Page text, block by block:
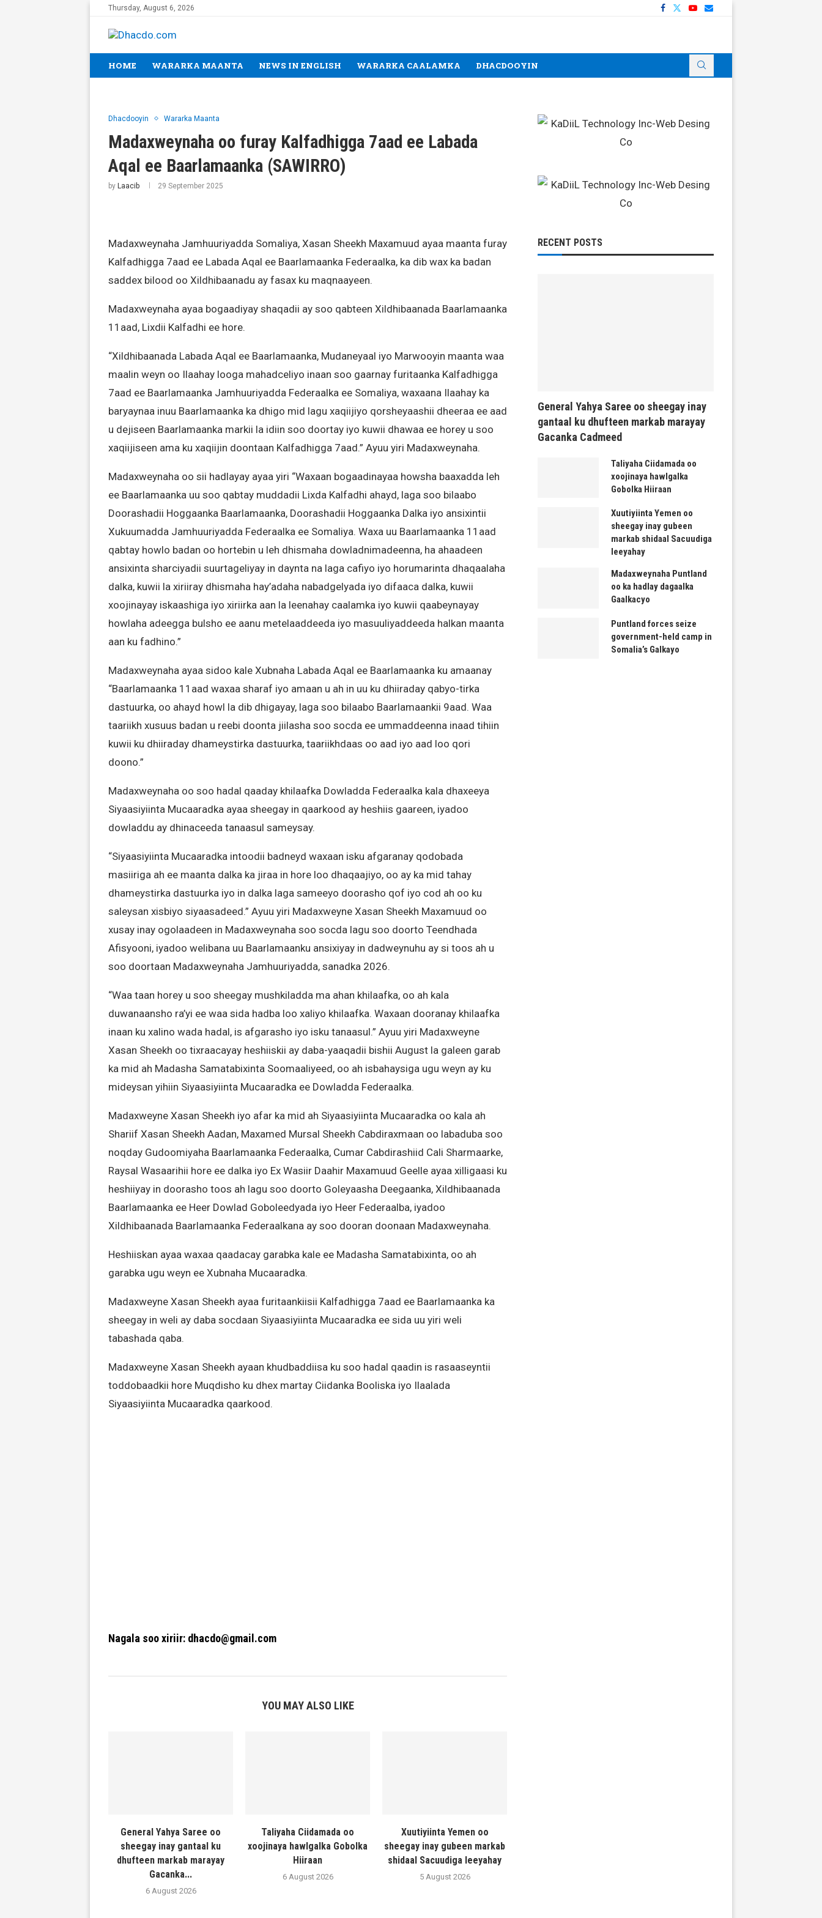
Thursday, August 6, 2026
HOME WARARKA MAANTA NEWS IN ENGLISH WARARKA CAALAMKA DHACDOOYIN
Dhacdooyin Wararka Maanta
Madaxweynaha oo furay Kalfadhigga 7aad ee Labada
Aqal ee Baarlamaanka (SAWIRRO)
by Laacib 29 September 2025
Madaxweynaha Jamhuuriyadda Somaliya, Xasan Sheekh Maxamuud ayaa maanta furay
Kalfadhigga 7aad ee Labada Aqal ee Baarlamaanka Federaalka, ka dib wax ka badan
saddex bilood oo Xildhibaanadu ay fasax ku maqnaayeen.
Madaxweynaha ayaa bogaadiyay shaqadii ay soo qabteen Xildhibaanada Baarlamaanka
11aad, Lixdii Kalfadhi ee hore.
“Xildhibaanada Labada Aqal ee Baarlamaanka, Mudaneyaal iyo Marwooyin maanta waa
maalin weyn oo Ilaahay looga mahadceliyo inaan soo gaarnay furitaanka Kalfadhigga
7aad ee Baarlamaanka Jamhuuriyadda Federaalka ee Somaliya, waxaana Ilaahay ka
baryaynaa inuu Baarlamaanka ka dhigo mid lagu xaqiijiyo qorsheyaashii dheeraa ee aad
u dejiseen Baarlamaanka markii la idiin soo doortay iyo kuwii dhawaa ee horey u soo
xaqiijiseen ama ku xaqiijin doontaan Kalfadhigga 7aad.” Ayuu yiri Madaxweynaha.
Madaxweynaha oo sii hadlayay ayaa yiri “Waxaan bogaadinayaa howsha baaxadda leh
ee Baarlamaanka uu soo qabtay muddadii Lixda Kalfadhi ahayd, laga soo bilaabo
Doorashadii Hoggaanka Baarlamaanka, Doorashadii Hoggaanka Dalka iyo ansixintii
Xukuumadda Jamhuuriyadda Federaalka ee Somaliya. Waxa uu Baarlamaanka 11aad
qabtay howlo badan oo hortebin u leh dhismaha dowladnimadeenna, ha ahaadeen
ansixinta sharciyadii suurtageliyay in daynta na laga cafiyo iyo horumarinta dhaqaalaha
dalka, kuwii la xiriiray dhismaha hay’adaha nabadgelyada iyo difaaca dalka, kuwii
xoojinayay iskaashiga iyo xiriirka aan la leenahay caalamka iyo kuwii qaabeynayay
howlaha adeegga bulsho ee aanu metelaaddeeda iyo masuuliyaddeeda halkan maanta
aan ku fadhino.”
Madaxweynaha ayaa sidoo kale Xubnaha Labada Aqal ee Baarlamaanka ku amaanay
“Baarlamaanka 11aad waxaa sharaf iyo amaan u ah in uu ku dhiiraday qabyo-tirka
dastuurka, oo ahayd howl la dib dhigayay, laga soo bilaabo Baarlamaankii 9aad. Waa
taariikh xusuus badan u reebi doonta jiilasha soo socda ee ummaddeenna inaad tihiin
kuwii ku dhiiraday dhameystirka dastuurka, taariikhdaas oo aad iyo aad loo qori
doono.”
Madaxweynaha oo soo hadal qaaday khilaafka Dowladda Federaalka kala dhaxeeya
Siyaasiyiinta Mucaaradka ayaa sheegay in qaarkood ay heshiis gaareen, iyadoo
dowladdu ay dhinaceeda tanaasul sameysay.
“Siyaasiyiinta Mucaaradka intoodii badneyd waxaan isku afgaranay qodobada
masiiriga ah ee maanta dalka ka jiraa in hore loo dhaqaajiyo, oo ay ka mid tahay
dhameystirka dastuurka iyo in dalka laga sameeyo doorasho qof iyo cod ah oo ku
saleysan xisbiyo siyaasadeed.” Ayuu yiri Madaxweyne Xasan Sheekh Maxamuud oo
xusay inay ogolaadeen in Madaxweynaha soo socda lagu soo doorto Teendhada
Afisyooni, iyadoo welibana uu Baarlamaanku ansixiyay in dadweynuhu ay si toos ah u
soo doortaan Madaxweynaha Jamhuuriyadda, sanadka 2026.
“Waa taan horey u soo sheegay mushkiladda ma ahan khilaafka, oo ah kala
duwanaansho ra’yi ee waa sida hadba loo xaliyo khilaafka. Waxaan dooranay khilaafka
inaan ku xalino wada hadal, is afgarasho iyo isku tanaasul.” Ayuu yiri Madaxweyne
Xasan Sheekh oo tixraacayay heshiiskii ay daba-yaaqadii bishii August la galeen garab
ka mid ah Madasha Samatabixinta Soomaaliyeed, oo ah isbahaysiga ugu weyn ay ku
mideysan yihiin Siyaasiyiinta Mucaaradka ee Dowladda Federaalka.
Madaxweyne Xasan Sheekh iyo afar ka mid ah Siyaasiyiinta Mucaaradka oo kala ah
Shariif Xasan Sheekh Aadan, Maxamed Mursal Sheekh Cabdiraxmaan oo labaduba soo
noqday Gudoomiyaha Baarlamaanka Federaalka, Cumar Cabdirashiid Cali Sharmaarke,
Raysal Wasaarihii hore ee dalka iyo Ex Wasiir Daahir Maxamuud Geelle ayaa xilligaasi ku
heshiiyay in doorasho toos ah lagu soo doorto Goleyaasha Deegaanka, Xildhibaanada
Baarlamaanka ee Heer Dowlad Goboleedyada iyo Heer Federaalba, iyadoo
Xildhibaanada Baarlamaanka Federaalkana ay soo dooran doonaan Madaxweynaha.
Heshiiskan ayaa waxaa qaadacay garabka kale ee Madasha Samatabixinta, oo ah
garabka ugu weyn ee Xubnaha Mucaaradka.
Madaxweyne Xasan Sheekh ayaa furitaankiisii Kalfadhigga 7aad ee Baarlamaanka ka
sheegay in weli ay daba socdaan Siyaasiyiinta Mucaaradka ee sida uu yiri weli
tabashada qaba.
Madaxweyne Xasan Sheekh ayaan khudbaddiisa ku soo hadal qaadin is rasaaseyntii
toddobaadkii hore Muqdisho ku dhex martay Ciidanka Booliska iyo Ilaalada
Siyaasiyiinta Mucaaradka qaarkood.
Nagala soo xiriir: dhacdo@gmail.com
YOU MAY ALSO LIKE
General Yahya Saree oo
sheegay inay gantaal ku
dhufteen markab marayay
Gacanka...
6 August 2026
Taliyaha Ciidamada oo
xoojinaya hawlgalka Gobolka
Hiiraan
6 August 2026
Xuutiyiinta Yemen oo
sheegay inay gubeen markab
shidaal Sacuudiga leeyahay
5 August 2026
RECENT POSTS
General Yahya Saree oo sheegay inay
gantaal ku dhufteen markab marayay
Gacanka Cadmeed
Taliyaha Ciidamada oo
xoojinaya hawlgalka
Gobolka Hiiraan
Xuutiyiinta Yemen oo
sheegay inay gubeen
markab shidaal Sacuudiga
leeyahay
Madaxweynaha Puntland
oo ka hadlay dagaalka
Gaalkacyo
Puntland forces seize
government-held camp in
Somalia’s Galkayo